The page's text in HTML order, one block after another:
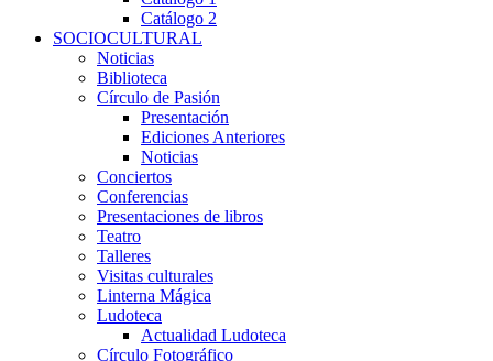
Catálogo 2
SOCIOCULTURAL
Noticias
Biblioteca
Círculo de Pasión
Presentación
Ediciones Anteriores
Noticias
Conciertos
Conferencias
Presentaciones de libros
Teatro
Talleres
Visitas culturales
Linterna Mágica
Ludoteca
Actualidad Ludoteca
Círculo Fotográfico